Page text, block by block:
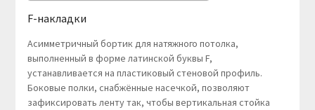
F-накладки
Асимметричный бортик для натяжного потолка,
выполненный в форме латинской буквы F,
устанавливается на пластиковый стеновой профиль.
Боковые полки, снабжённые насечкой, позволяют
зафиксировать ленту так, чтобы вертикальная стойка